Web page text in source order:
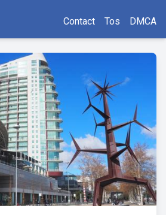
Contact Tos DMCA